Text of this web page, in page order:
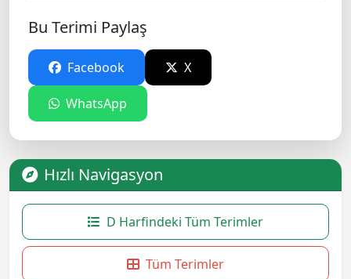
Bu Terimi Paylaş
Facebook X
WhatsApp
Hızlı Navigasyon
D Harfindeki Tüm Terimler
Tüm Terimler